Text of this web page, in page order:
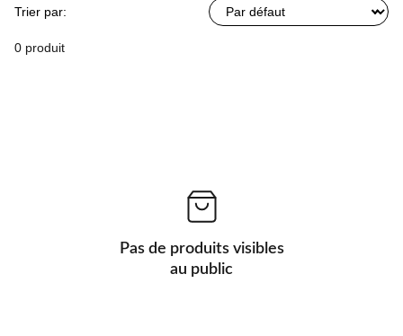
Trier par:
0 produit
Pas de produits visibles
au public